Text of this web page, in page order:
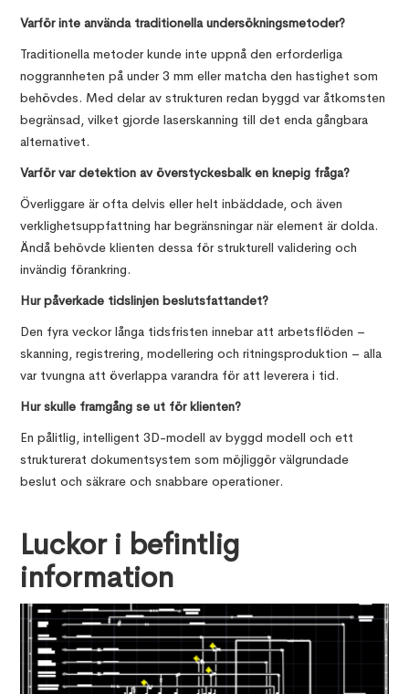
Varför inte använda traditionella undersökningsmetoder?
Traditionella metoder kunde inte uppnå den erforderliga
noggrannheten på under 3 mm eller matcha den hastighet som
behövdes. Med delar av strukturen redan byggd var åtkomsten
begränsad, vilket gjorde laserskanning till det enda gångbara
alternativet.
Varför var detektion av överstyckesbalk en knepig fråga?
Överliggare är ofta delvis eller helt inbäddade, och även
verklighetsuppfattning har begränsningar när element är dolda.
Ändå behövde klienten dessa för strukturell validering och
invändig förankring.
Hur påverkade tidslinjen beslutsfattandet?
Den fyra veckor långa tidsfristen innebar att arbetsflöden –
skanning, registrering, modellering och ritningsproduktion – alla
var tvungna att överlappa varandra för att leverera i tid.
Hur skulle framgång se ut för klienten?
En pålitlig, intelligent 3D-modell av byggd modell och ett
strukturerat dokumentsystem som möjliggör välgrundade
beslut och säkrare och snabbare operationer.
Luckor i befintlig
information